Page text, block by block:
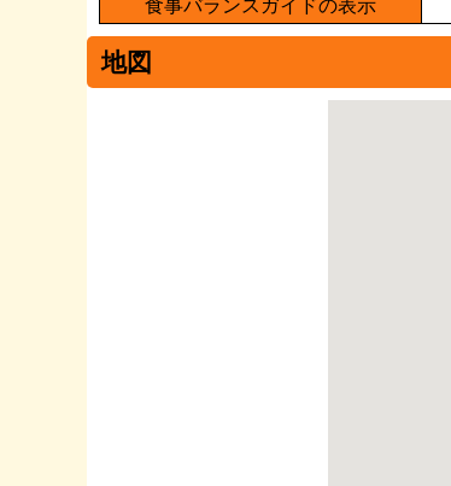
食事バランスガイドの表示
地図